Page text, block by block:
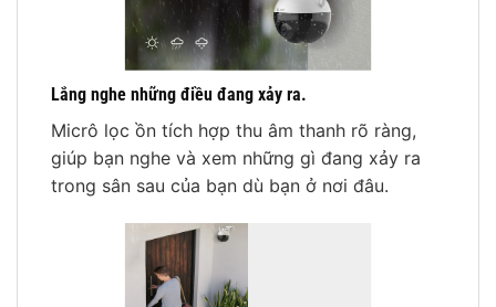
Lắng nghe những điều đang xảy ra.
Micrô lọc ồn tích hợp thu âm thanh rõ ràng,
giúp bạn nghe và xem những gì đang xảy ra
trong sân sau của bạn dù bạn ở nơi đâu.